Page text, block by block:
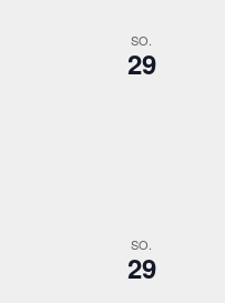
SO.
29
SO.
29